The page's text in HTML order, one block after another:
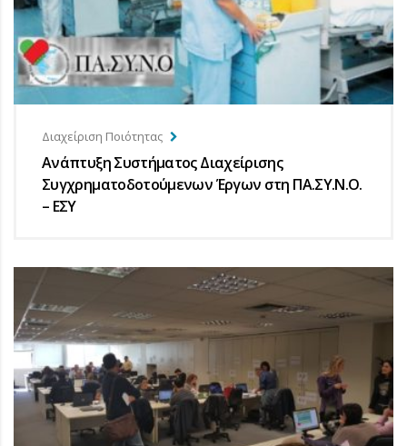
Διαχείριση Ποιότητας
Ανάπτυξη Συστήματος Διαχείρισης
Συγχρηματοδοτούμενων Έργων στη ΠΑ.ΣΥ.Ν.Ο.
– ΕΣΥ